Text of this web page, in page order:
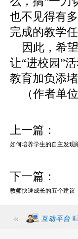
也不见得有
完成的教学
因此，希
让“进校园”
教育加负添堵
（作者单
上一篇：
如何培养学生的自主发现
下一篇：
教师快速成长的五个建议